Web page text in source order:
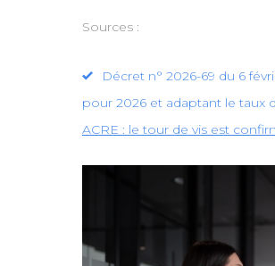
Sources :
Décret n° 2026-69 du 6
pour 2026 et adaptant le taux
ACRE : le tour de vis est